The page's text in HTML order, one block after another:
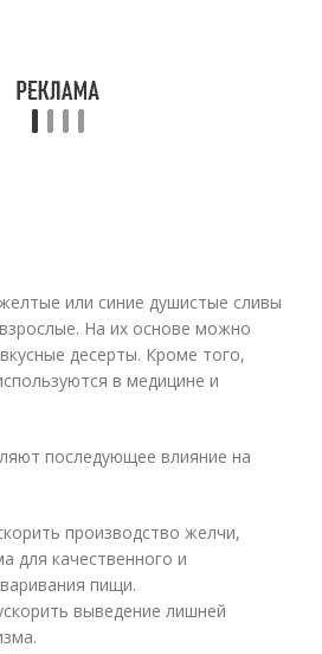
или синие душистые сливы
На их основе можно
десерты. Кроме того,
в медицине и
последующее влияние на
производство желчи,
для качественного и
пищи.
выведение лишней